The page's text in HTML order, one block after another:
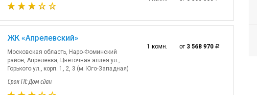
ЖК «Апрелевский»
Московская область, Наро-Фоминский
район, Апрелевка, Цветочная аллея ул.,
Горького ул., корп. 1, 2, 3 (м. Юго-Западная)
Срок ГК: Дом сдан
1 комн. от 3 568 970 a